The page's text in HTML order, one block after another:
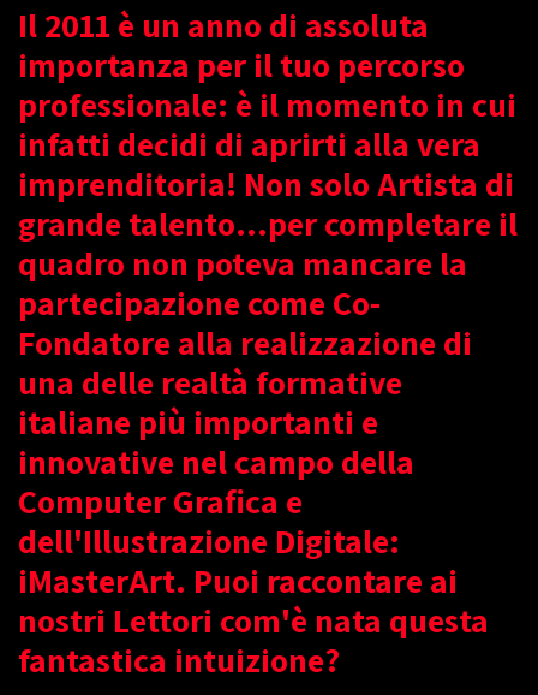
Il 2011 è un anno di assoluta
importanza per il tuo percorso
professionale: è il momento in cui
infatti decidi di aprirti alla vera
imprenditoria! Non solo Artista di
grande talento...per completare il
quadro non poteva mancare la
partecipazione come Co-
Fondatore alla realizzazione di
una delle realtà formative
italiane più importanti e
innovative nel campo della
Computer Grafica e
dell'Illustrazione Digitale:
iMasterArt. Puoi raccontare ai
nostri Lettori com'è nata questa
fantastica intuizione?